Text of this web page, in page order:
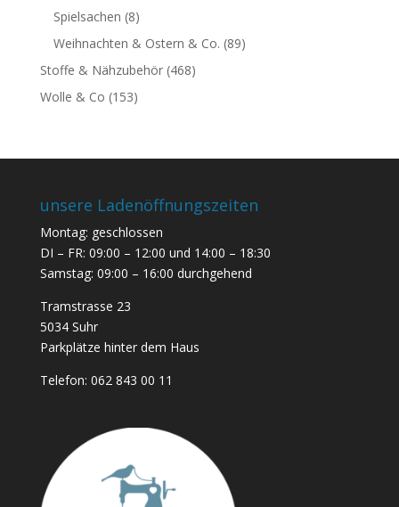
Spielsachen (8)
Weihnachten & Ostern & Co. (89)
Stoffe & Nähzubehör (468)
Wolle & Co (153)
unsere Ladenöffnungszeiten
Montag: geschlossen
DI – FR: 09:00 – 12:00 und 14:00 – 18:30
Samstag: 09:00 – 16:00 durchgehend
Tramstrasse 23
5034 Suhr
Parkplätze hinter dem Haus
Telefon: 062 843 00 11